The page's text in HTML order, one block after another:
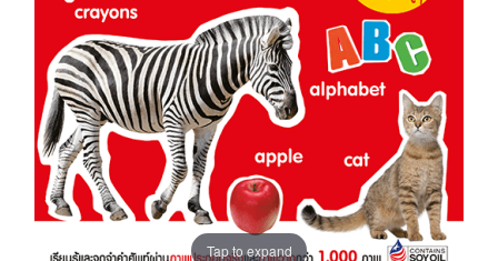
Tap to expand